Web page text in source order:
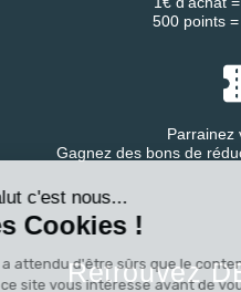
Continuer sans accepter
Salut c'est nous...
les Cookies !
On a attendu d'être sûrs que le
de ce site vous intéresse avant
500 points
Parrainez
Gagnez des bons de
Retrouvez